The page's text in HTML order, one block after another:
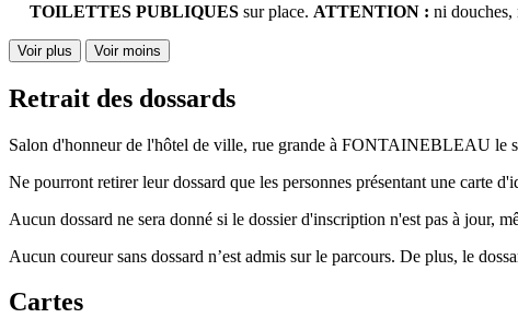
TOILETTES PUBLIQUES sur place. ATTENTION : ni douches,
Voir plus Voir moins
Retrait des dossards
Salon d'honneur de l'hôtel de ville, rue grande à FONTAINEBLEAU le
Ne pourront retirer leur dossard que les personnes présentant une carte
Aucun dossard ne sera donné si le dossier d'inscription n'est pas à jour,
Aucun coureur sans dossard n’est admis sur le parcours. De plus, le
Cartes